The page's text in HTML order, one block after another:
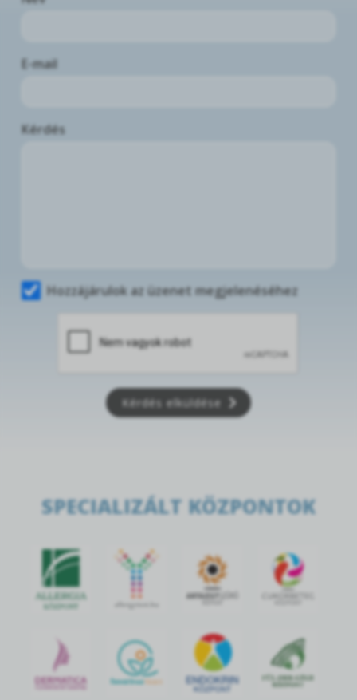
E-mail
Kérdés
Hozzájárulok az üzenet megjelenéséhez
Kérdés elküldése
SPECIALIZÁLT KÖZPONTOK